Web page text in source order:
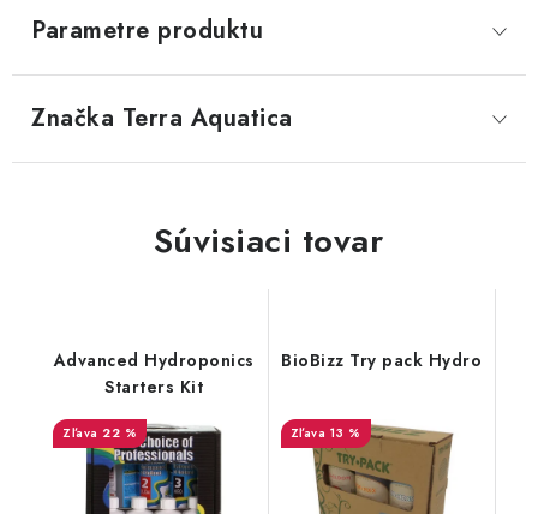
Parametre produktu
Značka Terra Aquatica
Súvisiaci tovar
Advanced Hydroponics
Starters Kit
22 %
BioBizz Try pack Hydro
13 %